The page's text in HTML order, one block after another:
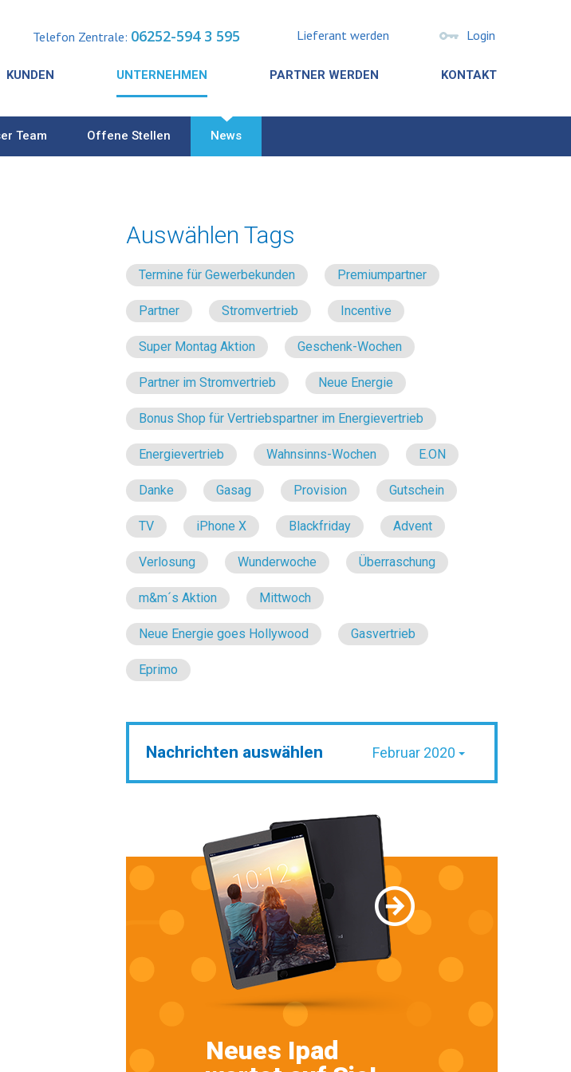
Lieferant werden Login
Telefon Zentrale: 06252-594 3 595
KUNDEN UNTERNEHMEN
Team Offene Stellen News
PARTNER WERDEN KONTAKT
Auswählen Tags
Termine für Gewerbekunden Premiumpartner
Partner Stromvertrieb Incentive
Super Montag Aktion Geschenk-Wochen
Partner im Stromvertrieb Neue Energie
Bonus Shop für Vertriebspartner im Energievertrieb
Energievertrieb Wahnsinns-Wochen E.ON
Danke Gasag Provision Gutschein
TV iPhone X Blackfriday Advent
Verlosung Wunderwoche Überraschung
m&m´s Aktion Mittwoch
Neue Energie goes Hollywood Gasvertrieb
Eprimo
Nachrichten auswählen Februar 2020
Neues Ipad